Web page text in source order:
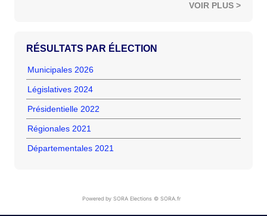
VOIR PLUS >
RÉSULTATS PAR ÉLECTION
Municipales 2026
Législatives 2024
Présidentielle 2022
Régionales 2021
Départementales 2021
Powered by SORA Elections © SORA.fr